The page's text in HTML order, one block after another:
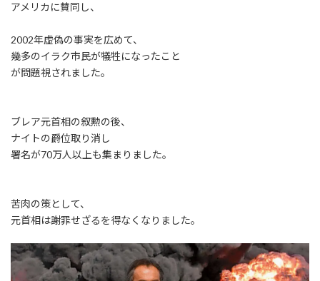
アメリカに賛同し、
2002年虚偽の事実を広めて、
幾多のイラク市民が犠牲になったこと
が問題視されました。
ブレア元首相の叙勲の後、
ナイトの爵位取り消し
署名が70万人以上も集まりました。
苦肉の策として、
元首相は謝罪せざるを得なくなりました。